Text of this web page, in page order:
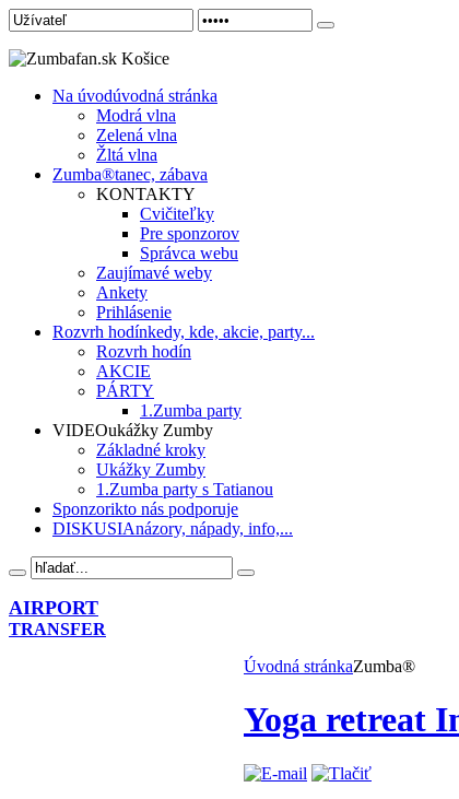
Na úvodúvodná stránka
Modrá vlna
Zelená vlna
Žltá vlna
Zumba®tanec, zábava
KONTAKTY
Cvičiteľky
Pre sponzorov
Správca webu
Zaujímavé weby
Ankety
Prihlásenie
Rozvrh hodínkedy, kde, akcie, party...
Rozvrh hodín
AKCIE
PÁRTY
1.Zumba party
VIDEOukážky Zumby
Základné kroky
Ukážky Zumby
1.Zumba party s Tatianou
Sponzorikto nás podporuje
DISKUSIAnázory, nápady, info,...
AIRPORT
TRANSFER
Úvodná stránkaZumba®
Yoga retreat